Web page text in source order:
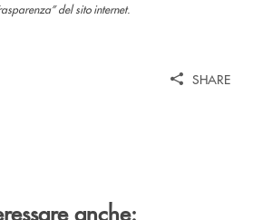
del sito internet.
SHARE
anche: